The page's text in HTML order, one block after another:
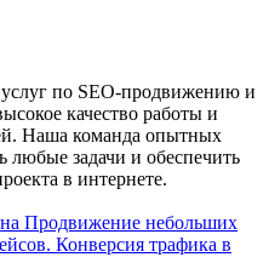
по SEO-продвижению и
качество работы и
Наша команда опытных
любые задачи и обеспечить
в интернете.
Продвижение небольших
Конверсия трафика в